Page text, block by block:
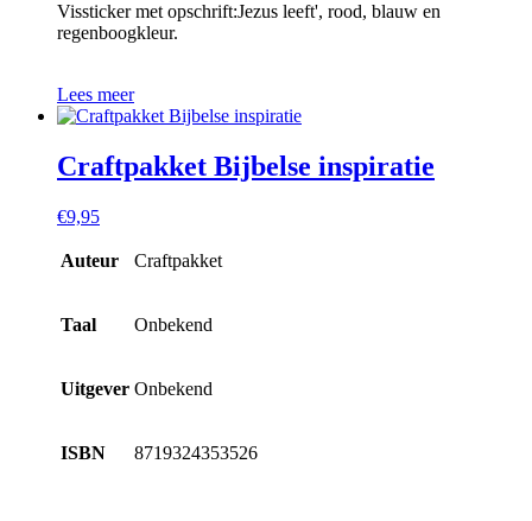
Vissticker met opschrift:Jezus leeft', rood, blauw en
regenboogkleur.
Lees meer
Craftpakket Bijbelse inspiratie
€9,95
Auteur Craftpakket
Taal Onbekend
Uitgever Onbekend
ISBN 8719324353526